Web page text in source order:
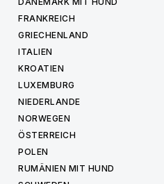
FRANKREICH
GRIECHENLAND
ITALIEN
KROATIEN
LUXEMBURG
NIEDERLANDE
NORWEGEN
ÖSTERREICH
POLEN
RUMÄNIEN MIT HUND